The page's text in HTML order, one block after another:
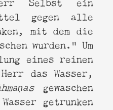
gegen alle
mit dem die
wurden.“ Um
eines reinen
das Wasser,
gewaschen
getrunken